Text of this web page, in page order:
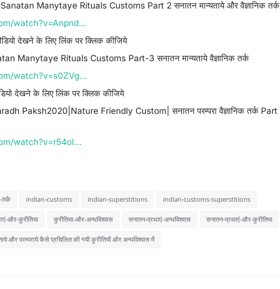
Manytaye Rituals Customs Part 2 सनातन मान्यताये और वैज्ञानिक तर्क
watch?v=Anpnd...
देखने के लिए लिंक पर क्लिक कीजिये
Manytaye Rituals Customs Part-3 सनातन मान्यताये वैज्ञानिक तर्क
watch?v=s0ZVg...
देखने के लिए लिंक पर क्लिक कीजिये
Paksh2020|Nature Friendly Custom| सनातन परम्परा वैज्ञानिक तर्क Part
watch?v=r54oI...
तर्क indian-customs indian-superstitions indian-customs-superstitions
और-कुरीतिया कुरीतिया-और-अन्धविश्वास सनातन-प्रथाएं-अन्धविश्वास सनातन-प्रथाएं-और-कुरीतिया
और परम्पराये कैसे प्रचिलित की गयी कुरीतियों और अन्धविश्वास में